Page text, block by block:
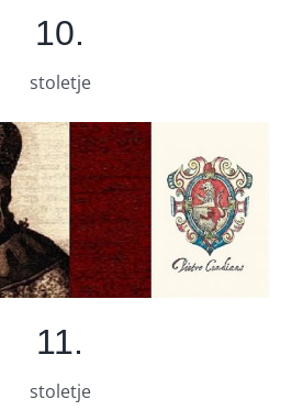
10.
stoletje
11.
stoletje